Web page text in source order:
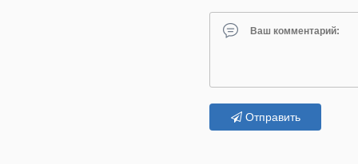
Отправить